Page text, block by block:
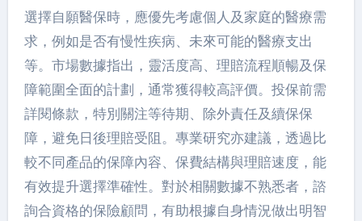
選擇自願醫保時，應優先考慮個人及家庭的醫療需
求，例如是否有慢性疾病、未來可能的醫療支出
等。市場數據指出，靈活度高、理賠流程順暢及保
障範圍全面的計劃，通常獲得較高評價。投保前需
詳閱條款，特別關注等待期、除外責任及續保保
障，避免日後理賠受阻。專業研究亦建議，透過比
較不同產品的保障內容、保費結構與理賠速度，能
有效提升選擇準確性。對於相關數據不熟悉者，諮
詢合資格的保險顧問，有助根據自身情況做出明智